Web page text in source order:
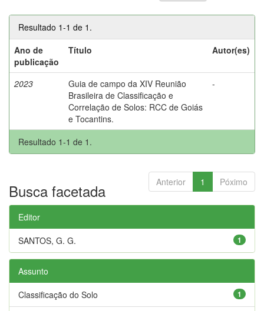
Resultado 1-1 de 1.
Ano de
publicação
Título Autor(es)
2023
Guia de campo da XIV Reunião
Brasileira de Classificação e
Correlação de Solos: RCC de Goiás
e Tocantins.
-
Resultado 1-1 de 1.
Anterior 1 Póximo
Busca facetada
Editor
1
SANTOS, G. G.
Assunto
1
Classificação do Solo